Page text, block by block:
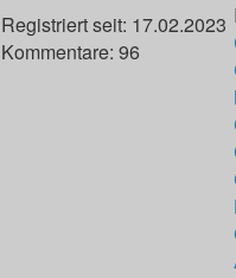
Registriert seit: 17.02.2023
Kommentare: 96